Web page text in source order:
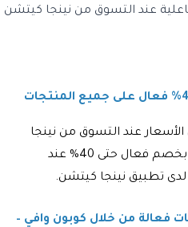
نينجا كيتشن
كود خصم نينجا كيتشن حتى 40% فعال على جميع المنتجات
عند التسوق من نينجا
كيتشن Ninja Kitchen ، واستمتع بخصم فعال حتى 40% عند
تطبيق نينجا كيتشن.
فعالة من خلال كوبون وافي –